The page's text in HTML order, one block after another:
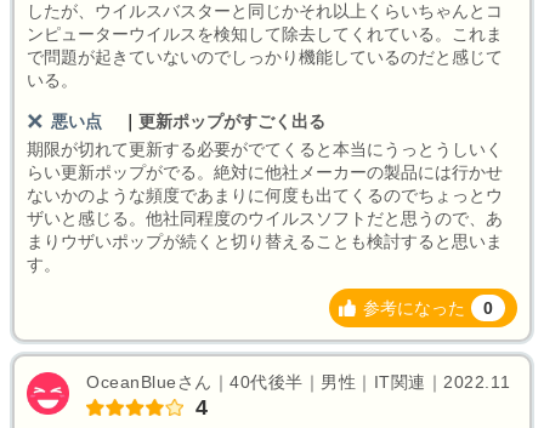
したが、ウイルスバスターと同じかそれ以上くらいちゃんとコ
ンピューターウイルスを検知して除去してくれている。これま
で問題が起きていないのでしっかり機能しているのだと感じて
いる。
悪い点
更新ポップがすごく出る
期限が切れて更新する必要がでてくると本当にうっとうしいく
らい更新ポップがでる。絶対に他社メーカーの製品には行かせ
ないかのような頻度であまりに何度も出てくるのでちょっとウ
ザいと感じる。他社同程度のウイルスソフトだと思うので、あ
まりウザいポップが続くと切り替えることも検討すると思いま
す。
参考になった 0
OceanBlueさん｜40代後半｜男性｜IT関連｜2022.11
4